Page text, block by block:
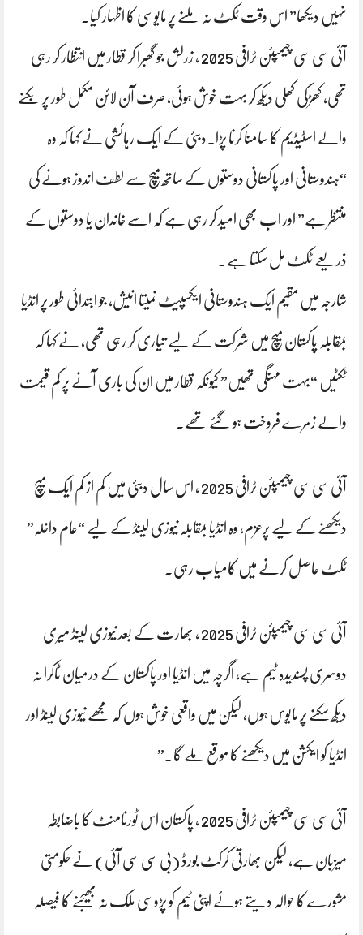
نہیں دیکھا” اس وقت ٹکٹ نہ ملنے پر مایوسی کا اظہار کیا۔
آئی سی سی چیمپئن ٹرافی 2025 ، زرلش جو گھبرا کر قطار میں انتظار کر رہی
تھی، کھڑکی کھلی دیکھ کر بہت خوش ہوئی، صرف آن لائن مکمل طور پر بکنے
والے اسٹیڈیم کا سامنا کرنا پڑا۔دبئی کے ایک رہائشی نے کہا کہ وہ
“ہندوستانی اور پاکستانی دوستوں کے ساتھ میچ سے لطف اندوز ہونے کی
منتظر ہے” اور اب بھی امید کر رہی ہے کہ اسے خاندان یا دوستوں کے
ذریعے ٹکٹ مل سکتا ہے۔
شارجہ میں مقیم ایک ہندوستانی ایکسپیٹ نمیتا انیش، جو ابتدائی طور پر انڈیا
بمقابلہ پاکستان میچ میں شرکت کے لیے تیاری کر رہی تھی، نے کہا کہ
ٹکٹیں “بہت مہنگی تھیں” کیونکہ قطار میں ان کی باری آنے پر کم قیمت
والے زمرے فروخت ہو گئے تھے۔
آئی سی سی چیمپئن ٹرافی 2025 ، اس سال دبئی میں کم از کم ایک میچ
دیکھنے کے لیے پرعزم، وہ انڈیا بمقابلہ نیوزی لینڈ کے لیے “عام داخلہ”
ٹکٹ حاصل کرنے میں کامیاب رہی۔
آئی سی سی چیمپئن ٹرافی 2025 ، بھارت کے بعد نیوزی لینڈ میری
دوسری پسندیدہ ٹیم ہے، اگرچہ میں انڈیا اور پاکستان کے درمیان ٹاکرا نہ
دیکھ سکنے پر مایوس ہوں، لیکن میں واقعی خوش ہوں کہ مجھے نیوزی لینڈ اور
انڈیا کو ایکشن میں دیکھنے کا موقع ملے گا۔”
آئی سی سی چیمپئن ٹرافی 2025 ، پاکستان اس ٹورنامنٹ کا باضابطہ
میزبان ہے، لیکن بھارتی کرکٹ بورڈ (بی سی سی آئی) نے حکومتی
مشورے کا حوالہ دیتے ہوئے اپنی ٹیم کو پڑوسی ملک نہ بھیجنے کا فیصلہ